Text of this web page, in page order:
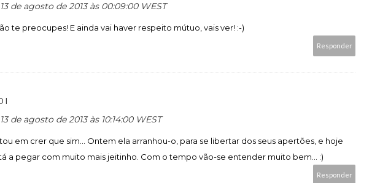
de agosto de 2013 às 00:09:00 WEST
te preocupes! E ainda vai haver respeito mútuo, vais ver! :-)
Responder
de agosto de 2013 às 10:14:00 WEST
em crer que sim... Ontem ela arranhou-o, para se libertar dos seus apertões, e hoje
a pegar com muito mais jeitinho. Com o tempo vão-se entender muito bem... :)
Responder